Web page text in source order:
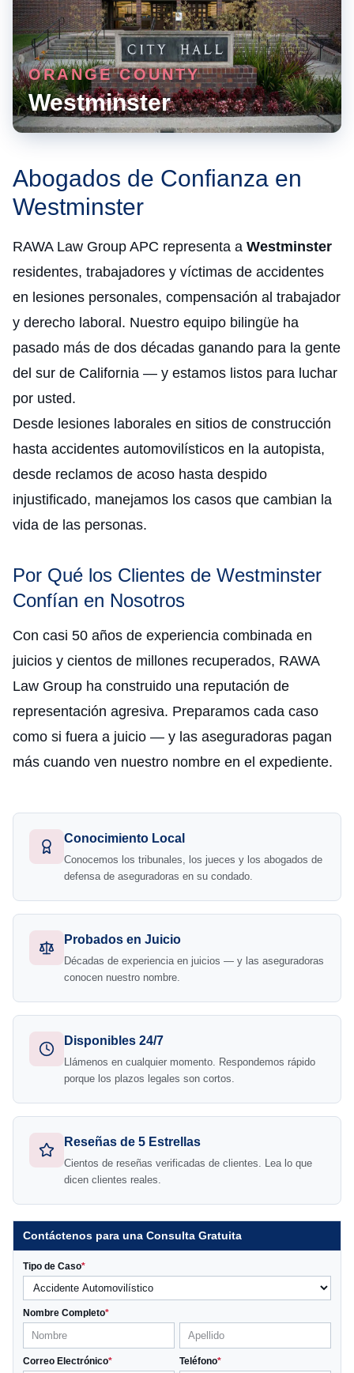
ORANGE COUNTY
Westminster
Abogados de Confianza en
Westminster
RAWA Law Group APC representa a Westminster
residentes, trabajadores y víctimas de accidentes
en lesiones personales, compensación al trabajador
y derecho laboral. Nuestro equipo bilingüe ha
pasado más de dos décadas ganando para la gente
del sur de California — y estamos listos para luchar
por usted.
Desde lesiones laborales en sitios de construcción
hasta accidentes automovilísticos en la autopista,
desde reclamos de acoso hasta despido
injustificado, manejamos los casos que cambian la
vida de las personas.
Por Qué los Clientes de Westminster
Confían en Nosotros
Con casi 50 años de experiencia combinada en
juicios y cientos de millones recuperados, RAWA
Law Group ha construido una reputación de
representación agresiva. Preparamos cada caso
como si fuera a juicio — y las aseguradoras pagan
más cuando ven nuestro nombre en el expediente.
Conocimiento Local
Conocemos los tribunales, los jueces y los abogados de
defensa de aseguradoras en su condado.
Probados en Juicio
Décadas de experiencia en juicios — y las aseguradoras
conocen nuestro nombre.
Disponibles 24/7
Llámenos en cualquier momento. Respondemos rápido
porque los plazos legales son cortos.
Reseñas de 5 Estrellas
Cientos de reseñas verificadas de clientes. Lea lo que
dicen clientes reales.
Contáctenos para una Consulta Gratuita
Tipo de Caso*
Nombre Completo*
Correo Electrónico* Teléfono*